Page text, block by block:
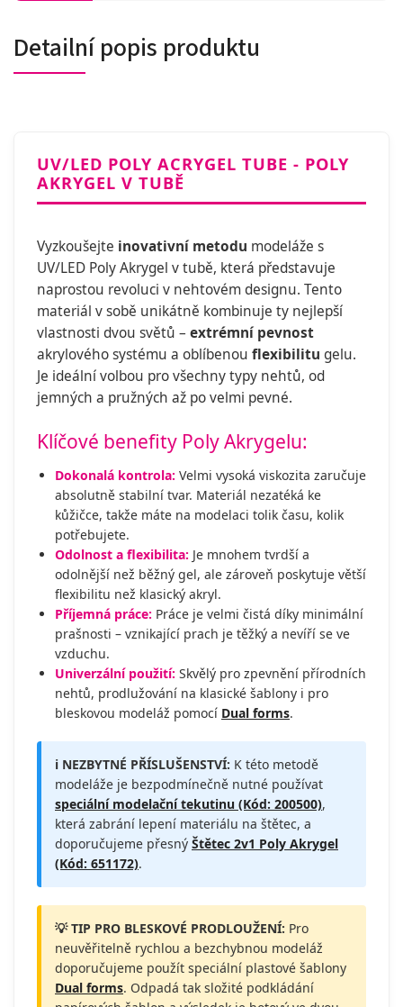
Detailní popis produktu
UV/LED POLY ACRYGEL TUBE - POLY
AKRYGEL V TUBĚ
Vyzkoušejte inovativní metodu modeláže s
UV/LED Poly Akrygel v tubě, která představuje
naprostou revoluci v nehtovém designu. Tento
materiál v sobě unikátně kombinuje ty nejlepší
vlastnosti dvou světů – extrémní pevnost
akrylového systému a oblíbenou flexibilitu gelu.
Je ideální volbou pro všechny typy nehtů, od
jemných a pružných až po velmi pevné.
Klíčové benefity Poly Akrygelu:
Dokonalá kontrola: Velmi vysoká viskozita zaručuje
absolutně stabilní tvar. Materiál nezatéká ke
kůžičce, takže máte na modelaci tolik času, kolik
potřebujete.
Odolnost a flexibilita: Je mnohem tvrdší a
odolnější než běžný gel, ale zároveň poskytuje větší
flexibilitu než klasický akryl.
Příjemná práce: Práce je velmi čistá díky minimální
prašnosti – vznikající prach je těžký a nevíří se ve
vzduchu.
Univerzální použití: Skvělý pro zpevnění přírodních
nehtů, prodlužování na klasické šablony i pro
bleskovou modeláž pomocí Dual forms.
ℹ️ NEZBYTNÉ PŘÍSLUŠENSTVÍ: K této metodě
modeláže je bezpodmínečně nutné používat
speciální modelační tekutinu (Kód: 200500),
která zabrání lepení materiálu na štětec, a
doporučujeme přesný Štětec 2v1 Poly Akrygel
(Kód: 651172).
💡 TIP PRO BLESKOVÉ PRODLOUŽENÍ: Pro
neuvěřitelně rychlou a bezchybnou modeláž
doporučujeme použít speciální plastové šablony
Dual forms. Odpadá tak složité podkládání